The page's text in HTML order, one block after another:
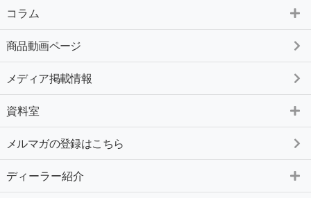
コラム
商品動画ページ
メディア掲載情報
資料室
メルマガの登録はこちら
ディーラー紹介